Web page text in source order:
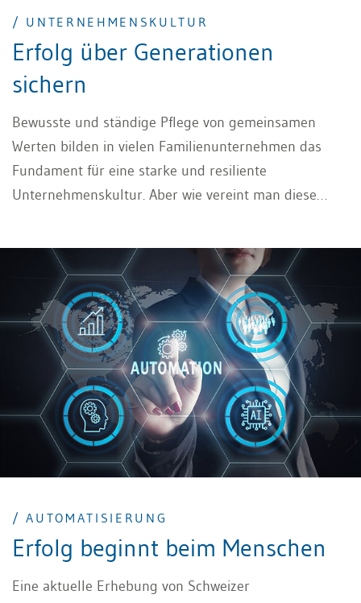
/ UNTERNEHMENSKULTUR
Erfolg über Generationen
sichern
Bewusste und ständige Pflege von gemeinsamen
Werten bilden in vielen Familienunternehmen das
Fundament für eine starke und resiliente
Unternehmenskultur. Aber wie vereint man diese
/ AUTOMATISIERUNG
Erfolg beginnt beim Menschen
Eine aktuelle Erhebung von Schweizer